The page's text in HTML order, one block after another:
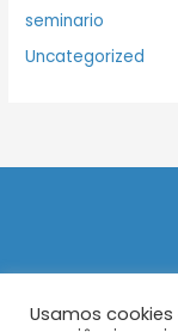
seminario
Uncategorized
Usamos